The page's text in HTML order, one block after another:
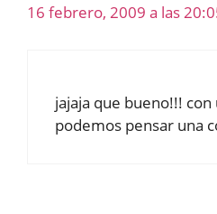
16 febrero, 2009 a las
jajaja que bueno!!! con
podemos pensar una